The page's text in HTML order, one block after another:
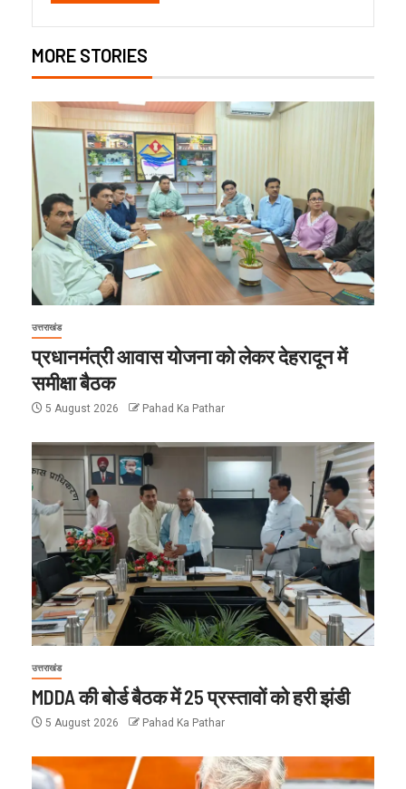
MORE STORIES
उत्तराखंड
प्रधानमंत्री आवास योजना को लेकर देहरादून में
समीक्षा बैठक
5 August 2026 Pahad Ka Pathar
उत्तराखंड
MDDA की बोर्ड बैठक में 25 प्रस्तावों को हरी झंडी
5 August 2026 Pahad Ka Pathar